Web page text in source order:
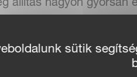
pontosabban tudja
is használja. A
sütik